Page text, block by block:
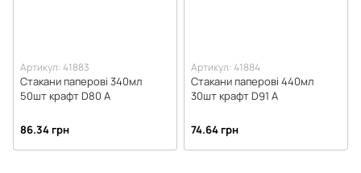
Артикул: 41883
Стакани паперові 340мл
50шт крафт D80 А
86.34 грн
Артикул: 41884
Стакани паперові 440мл
30шт крафт D91 А
74.64 грн